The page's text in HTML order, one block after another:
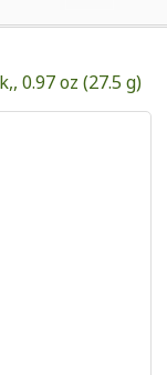
0.97 oz (27.5 g)